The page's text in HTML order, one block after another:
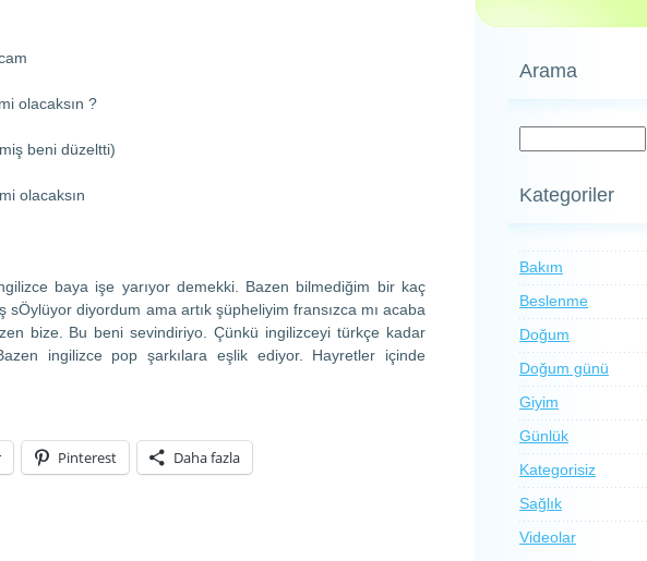
olacaksın ?
beni düzeltti)
olacaksın
baya işe yarıyor demekki. Bazen bilmediğim bir kaç
sÖylüyor diyordum ama artık şüpheliyim fransızca mı acaba
bize. Bu beni sevindiriyo. Çünkü ingilizceyi türkçe kadar
ingilizce pop şarkılara eşlik ediyor. Hayretler içinde
Pinterest Daha fazla
Arama
Kategoriler
Bakım
Beslenme
Doğum
Doğum günü
Giyim
Günlük
Kategorisiz
Sağlık
Videolar